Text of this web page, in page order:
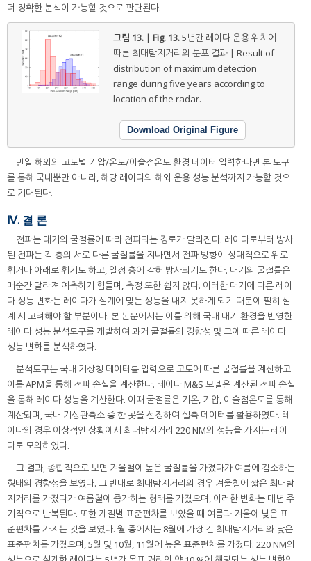
더 정확한 분석이 가능할 것으로 판단된다.
그림 13. | Fig. 13.5년간 레이다 운용 위치에
따른 최대탐지거리의 분포 결과 | Result of
distribution of maximum detection
range during five years according to
location of the radar.
Download Original Figure
만일 해외의 고도별 기압/온도/이슬점온도 환경 데이터 입력한다면 본 도구
를 통해 국내뿐만 아니라, 해당 레이다의 해외 운용 성능 분석까지 가능할 것으
로 기대된다.
Ⅳ. 결 론
전파는 대기의 굴절률에 따라 전파되는 경로가 달라진다. 레이다로부터 방사
된 전파는 각 층의 서로 다른 굴절률을 지나면서 전파 방향이 상대적으로 위로
휘거나 아래로 휘기도 하고, 일정 층에 갇혀 방사되기도 한다. 대기의 굴절률은
매순간 달라져 예측하기 힘들며, 측정 또한 쉽지 않다. 이러한 대기에 따른 레이
다 성능 변화는 레이다가 설계에 맞는 성능을 내지 못하게 되기 때문에 필히 설
계 시 고려해야 할 부분이다. 본 논문에서는 이를 위해 국내 대기 환경을 반영한
레이다 성능 분석도구를 개발하여 과거 굴절률의 경향성 및 그에 따른 레이다
성능 변화를 분석하였다.
분석도구는 국내 기상청 데이터를 입력으로 고도에 따른 굴절률을 계산하고
이를 APM을 통해 전파 손실을 계산한다. 레이다 M&S 모델은 계산된 전파 손실
을 통해 레이다 성능을 계산한다. 이때 굴절률은 기온, 기압, 이슬점온도를 통해
계산되며, 국내 기상관측소 중 한 곳을 선정하여 실측 데이터를 활용하였다. 레
이다의 경우 이상적인 상황에서 최대탐지거리 220 NM의 성능을 가지는 레이
다로 모의하였다.
그 결과, 종합적으로 보면 겨울철에 높은 굴절률을 가졌다가 여름에 감소하는
형태의 경향성을 보였다. 그 반대로 최대탐지거리의 경우 겨울철에 짧은 최대탐
지거리를 가졌다가 여름철에 증가하는 형태를 가졌으며, 이러한 변화는 매년 주
기적으로 반복된다. 또한 계절별 표준편차를 보았을 때 여름과 겨울에 낮은 표
준편차를 가지는 것을 보였다. 월 중에서는 8월에 가장 긴 최대탐지거리와 낮은
표준편차를 가졌으며, 5월 및 10월, 11월에 높은 표준편차를 가졌다. 220 NM의